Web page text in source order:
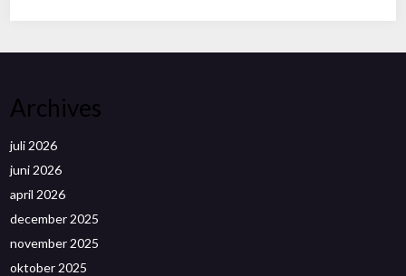
Archives
juli 2026
juni 2026
april 2026
december 2025
november 2025
oktober 2025